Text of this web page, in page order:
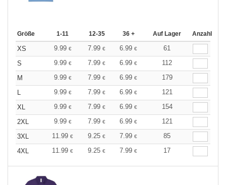
Größe 1-11 12-35 36 + Auf Lager Anzahl
XS 9.99 € 7.99 € 6.99 €
61
S
9.99 € 7.99 € 6.99 €
112
M
9.99 € 7.99 € 6.99 €
179
9.99 € 7.99 € 6.99 €
121
XL
9.99 € 7.99 € 6.99 €
154
2XL
9.99 € 7.99 € 6.99 €
121
3XL
11.99 € 9.25 € 7.99 €
85
4XL
11.99 € 9.25 € 7.99 € 17